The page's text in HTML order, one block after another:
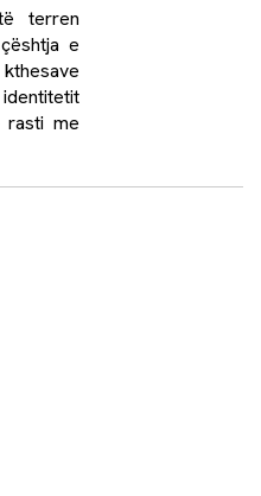
terren
e
rasti me